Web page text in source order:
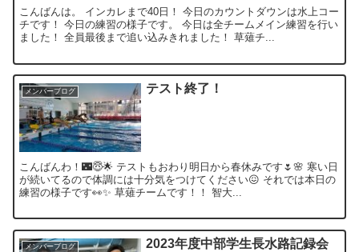
こんばんは。 インカレまで40日！ 今日のカウントダウンは水上コー
チです！ 今日の練習の様子です。 今日は全チームメイン練習を行い
ました！ 全員最後まで追い込みきれました！ 草薙チ...
メンバーブログ テスト終了！
こんばんわ！🌃😇🌟 テストもおわり明日から春休みです🌷🌸 寒い日
が続いてるので体調には十分気をつけてください😖 それでは本日の
練習の様子です👀✨ 草薙チームです！！ 智大...
メンバーブログ
2023年度中部学生長水路記録会